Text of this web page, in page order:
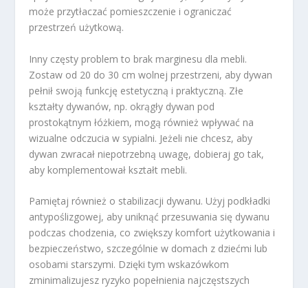
może przytłaczać pomieszczenie i ograniczać
przestrzeń użytkową.
Inny częsty problem to brak marginesu dla mebli.
Zostaw od 20 do 30 cm wolnej przestrzeni, aby dywan
pełnił swoją funkcję estetyczną i praktyczną. Złe
kształty dywanów, np. okrągły dywan pod
prostokątnym łóżkiem, mogą również wpływać na
wizualne odczucia w sypialni. Jeżeli nie chcesz, aby
dywan zwracał niepotrzebną uwagę, dobieraj go tak,
aby komplementował kształt mebli.
Pamiętaj również o stabilizacji dywanu. Użyj podkładki
antypoślizgowej, aby uniknąć przesuwania się dywanu
podczas chodzenia, co zwiększy komfort użytkowania i
bezpieczeństwo, szczególnie w domach z dziećmi lub
osobami starszymi. Dzięki tym wskazówkom
zminimalizujesz ryzyko popełnienia najczęstszych